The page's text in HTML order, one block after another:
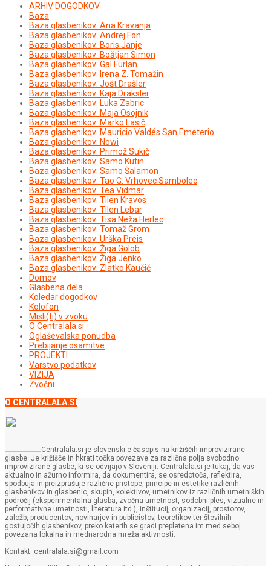
ARHIV DOGODKOV
Baza
Baza glasbenikov: Ana Kravanja
Baza glasbenikov: Andrej Fon
Baza glasbenikov: Boris Janje
Baza glasbenikov: Boštjan Simon
Baza glasbenikov: Gal Furlan
Baza glasbenikov: Irena Z. Tomažin
Baza glasbenikov: Jošt Drašler
Baza glasbenikov: Kaja Draksler
Baza glasbenikov: Luka Zabric
Baza glasbenikov: Maja Osojnik
Baza glasbenikov: Marko Lasič
Baza glasbenikov: Mauricio Valdés San Emeterio
Baza glasbenikov: Nowi
Baza glasbenikov: Primož Sukič
Baza glasbenikov: Samo Kutin
Baza glasbenikov: Samo Šalamon
Baza glasbenikov: Tao G. Vrhovec Sambolec
Baza glasbenikov: Tea Vidmar
Baza glasbenikov: Tilen Kravos
Baza glasbenikov: Tilen Lebar
Baza glasbenikov: Tisa Neža Herlec
Baza glasbenikov: Tomaž Grom
Baza glasbenikov: Urška Preis
Baza glasbenikov: Žiga Golob
Baza glasbenikov: Žiga Jenko
Baza glasbenikov: Zlatko Kaučič
Domov
Glasbena dela
Koledar dogodkov
Kolofon
Misli(ti) v zvoku
O Centralala.si
Oglaševalska ponudba
Prebijanje osamitve
PROJEKTI
Varstvo podatkov
VIZIJA
Zvočni
O CENTRALALA.SI
Centralala.si je slovenski e-časopis na križiščih improvizirane
glasbe. Je križišče in hkrati točka povezave za različna polja svobodno
improvizirane glasbe, ki se odvijajo v Sloveniji. Centralala.si je tukaj, da vas
aktualno in ažurno informira, da dokumentira, se osredotoča, reflektira,
spodbuja in preizprašuje različne pristope, principe in estetike različnih
glasbenikov in glasbenic, skupin, kolektivov, umetnikov iz različnih umetniških
področij (eksperimentalna glasba, zvočna umetnost, sodobni ples, vizualne in
performativne umetnosti, literatura itd.), inštitucij, organizacij, prostorov,
založb, producentov, novinarjev in publicistov, teoretikov ter številnih
gostujočih glasbenikov, preko katerih se gradi prepletena im med seboj
povezana lokalna in mednarodna mreža aktivnosti.
Kontakt: centralala.si@gmail.com